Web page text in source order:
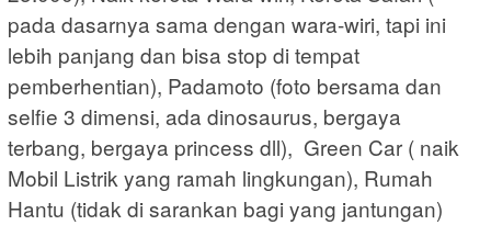
pada dasarnya sama dengan wara-wiri, tapi ini
lebih panjang dan bisa stop di tempat
pemberhentian), Padamoto (foto bersama dan
selfie 3 dimensi, ada dinosaurus, bergaya
terbang, bergaya princess dll), Green Car ( naik
Mobil Listrik yang ramah lingkungan), Rumah
Hantu (tidak di sarankan bagi yang jantungan)